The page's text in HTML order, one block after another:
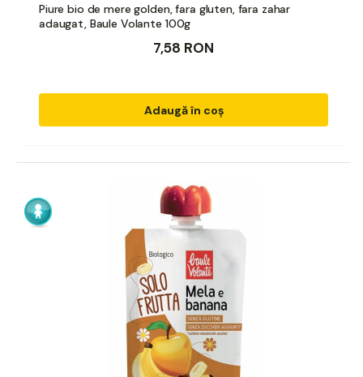
Piure bio de mere golden, fara gluten, fara zahar
adaugat, Baule Volante 100g
7,58 RON
Adaugă în coș